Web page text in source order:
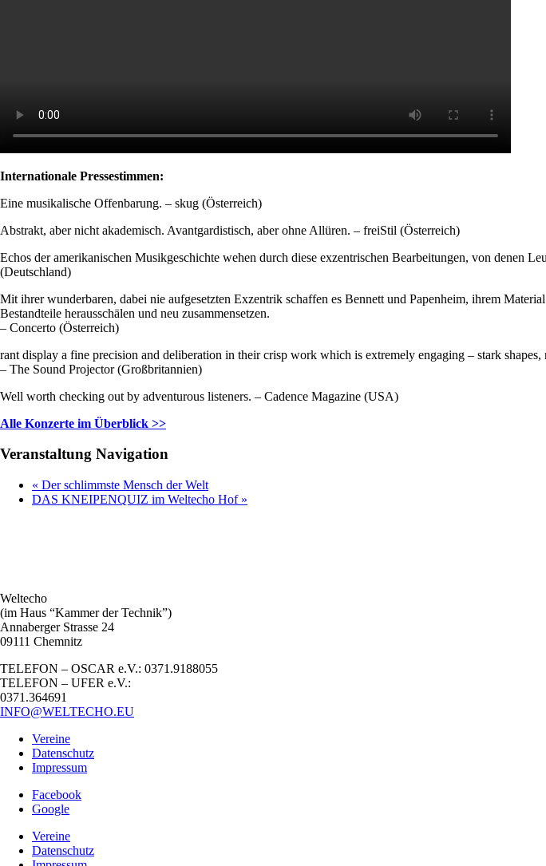
Internationale Pressestimmen:
Eine musikalische Offenbarung. – skug (Österreich)
Abstrakt, aber nicht akademisch. Avantgardistisch, aber ohne Allüren. – freiStil (Österreich)
Echos der amerikanischen Musikgeschichte wehen durch diese exzentrischen Bearbeitungen, von denen
(Deutschland)
Mit ihrer wunderbaren, dabei nie aufgesetzten Exzentrik schaffen es Bennett und Papenheim, ihrem
Bestandteile herausschälen und neu zusammensetzen.
– Concerto (Österreich)
rant display a fine precision and deliberation in their crisp work which is extremely engaging – stark
– The Sound Projector (Großbritannien)
Well worth checking out by adventurous listeners. – Cadence Magazine (USA)
Alle Konzerte im Überblick >>
Veranstaltung Navigation
« Der schlimmste Mensch der Welt
DAS KNEIPENQUIZ im Weltecho Hof »
Weltecho
(im Haus “Kammer der Technik”)
Annaberger Strasse 24
09111 Chemnitz
TELEFON – OSCAR e.V.: 0371.9188055
TELEFON – UFER e.V.:
0371.364691
INFO@WELTECHO.EU
Vereine
Datenschutz
Impressum
Facebook
Google
Vereine
Datenschutz